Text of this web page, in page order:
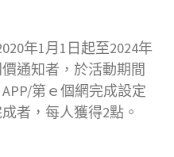
年1月1日起至2024年
通知者，於活動期間
第ｅ個網完成設定
者，每人獲得2點。